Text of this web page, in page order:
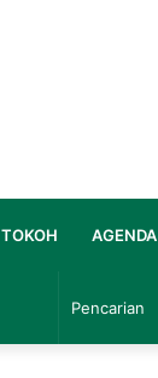
TOKOH AGENDA